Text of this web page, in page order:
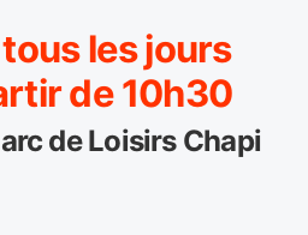
les jours
de 10h30
de Loisirs Chapi